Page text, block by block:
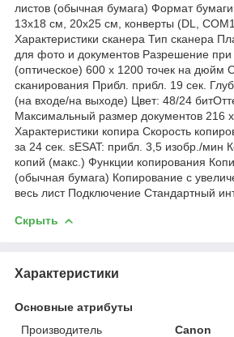
листов (обычная бумага) Формат
13x18 см, 20x25 см, конверты (DL,
Характеристики сканера Тип сканера
для фото и документов Разрешение при
(оптическое) 600 x 1200 точек на дюйм
сканирования Прибл. прибл. 19 сек.
(на входе/на выходе) Цвет: 48/24
Максимальный размер документов 216
Характеристики копира Скорость
за 24 сек. sESAT: прибл. 3,5 изобр./мин
копий (макс.) Функции копирования
(обычная бумага) Копирование с
весь лист Подключение Стандартный
Скрыть
Характеристики
Основные атрибуты
Производитель
Canon